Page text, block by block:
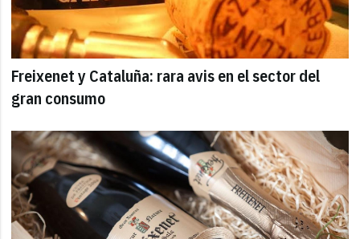
Freixenet y Cataluña: rara avis en el sector del
gran consumo